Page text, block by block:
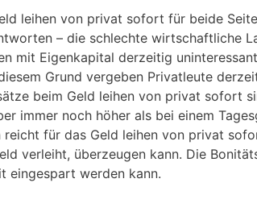
leihen von privat sofort für beide
– die schlechte wirtschaftliche
mit Eigenkapital derzeitig
Grund vergeben Privatleute
beim Geld leihen von privat sofort
immer noch höher als bei einem
für das Geld leihen von privat
verleiht, überzeugen kann. Die
eingespart werden kann.